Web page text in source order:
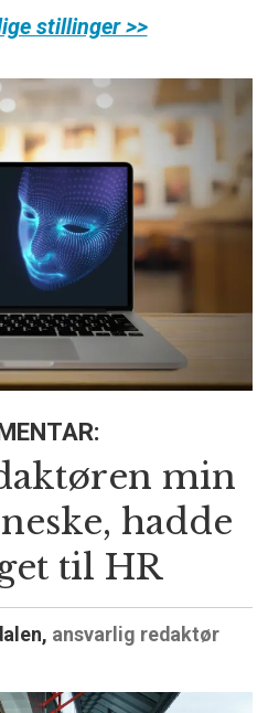
stillinger >>
min
hadde
til HR
ansvarlig redaktør